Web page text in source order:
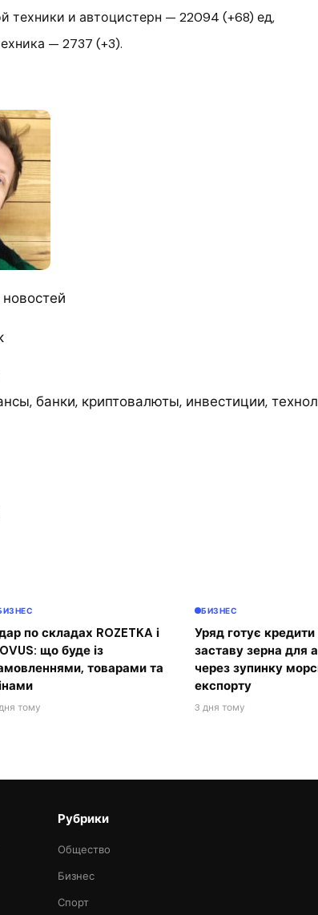
техники и автоцистерн — 22094 (+68) ед,
— 2737 (+3).
банки, криптовалюты, инвестиции,
по складах ROZETKA і
що буде із
товарами та
тому
БИЗНЕС
Уряд готує кредити
заставу зерна для
через зупинку
експорту
3 дня тому
Рубрики
Общество
Бизнес
Спорт